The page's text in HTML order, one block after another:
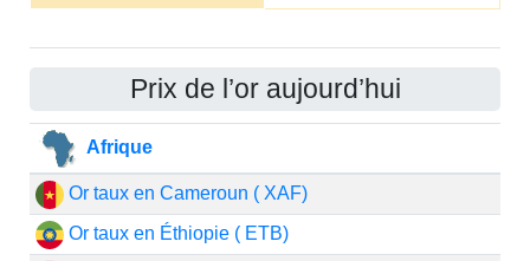
Prix de l’or aujourd’hui
Afrique
Or taux en Cameroun ( XAF)
Or taux en Éthiopie ( ETB)